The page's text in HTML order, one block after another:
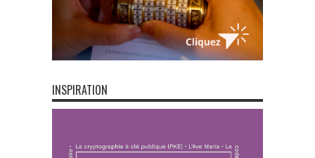
INSPIRATION